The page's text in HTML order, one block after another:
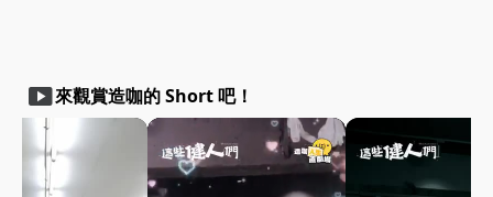
smart_display來觀賞造咖的 Short 吧！